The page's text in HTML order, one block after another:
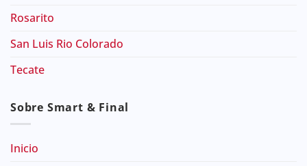
Rosarito
San Luis Rio Colorado
Tecate
Sobre Smart & Final
Inicio